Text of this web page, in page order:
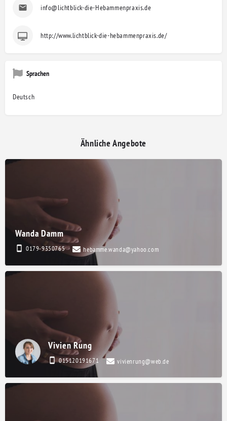
info@lichtblick-die-Hebammenpraxis.de
http://www.lichtblick-die-hebammenpraxis.de/
Sprachen
Deutsch
Ähnliche Angebote
Wanda Damm
0179-9350765 hebamme.wanda@yahoo.com
Vivien Rung
015120191671 vivienrung@web.de